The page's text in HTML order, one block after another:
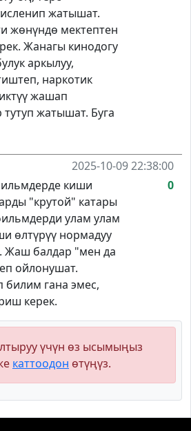
жатышат.
жөнүндө мектептен
Жанагы кинодогу
аркылуу,
наркотик
жашап
жатышат. Буга
2025-10-09 22:38:00
киши
"крутой" катары
улам улам
өлтүрүү нормадуу
Жаш балдар "мен да
ойлонушат.
гана эмес,
керек.
0
үчүн өз ысымыңыз
каттоодон өтүңүз.